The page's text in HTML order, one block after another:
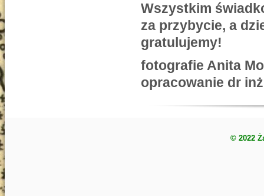
Wszystkim
za przybycie, a
gratulujemy!
fotografie Anita
opracowanie dr
© 2022